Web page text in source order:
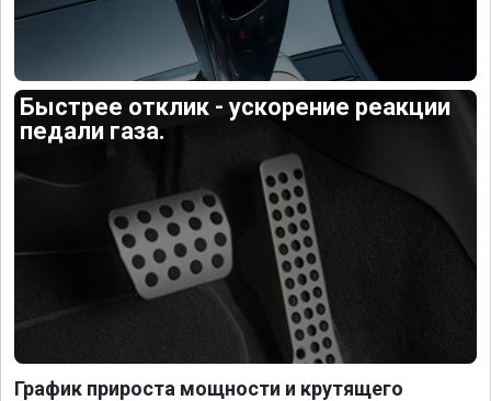
Быстрее отклик - ускорение реакции
педали газа.
График прироста мощности и крутящего